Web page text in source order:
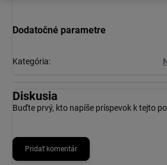
Dodatočné parametre
Kategória:
Diskusia
Buďte prvý, kto napíše príspevok k tejto
Pridať komentár